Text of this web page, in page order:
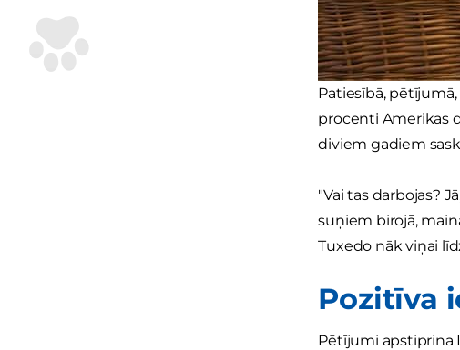
Patiesībā,
procenti Amerikas
diviem gadiem
"Vai tas darbojas?
suņiem birojā,
Tuxedo nāk viņai
Pozitīva
Pētījumi apstiprina